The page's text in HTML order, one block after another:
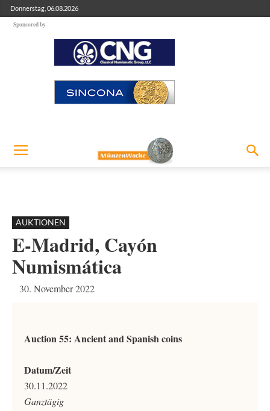
Donnerstag, 06.08.2026
Sponsored by
AUKTIONEN
E-Madrid, Cayón
Numismática
30. November 2022
Auction 55: Ancient and Spanish coins
Datum/Zeit
30.11.2022
Ganztägig